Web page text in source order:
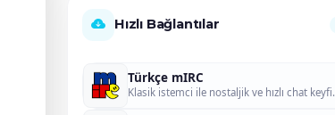
Hızlı Bağlantılar
Türkçe mIRC
Klasik istemci ile nostaljik ve hızlı chat keyfi.